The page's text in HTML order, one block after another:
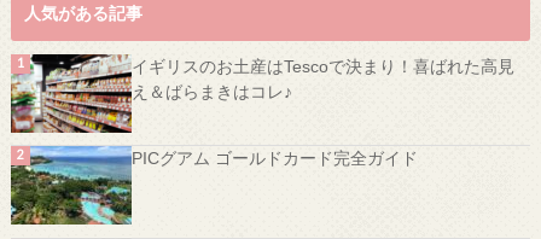
人気がある記事
イギリスのお土産はTescoで決まり！喜ばれた高見
え＆ばらまきはコレ♪
PICグアム ゴールドカード完全ガイド